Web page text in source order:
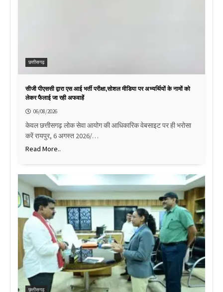
छत्तीसगढ़
सीजी पीएससी द्वारा एस आई भर्ती परीक्षा,सोशल मीडिया पर अभ्यर्थियों के नामों को
लेकर फैलाई जा रही अफवाहें
06/08/2026
केवल छत्तीसगढ़ लोक सेवा आयोग की आधिकारिक वेबसाइट पर ही भरोसा
करें रायपुर, 6 अगस्त 2026/…
Read More..
छत्तीसगढ़